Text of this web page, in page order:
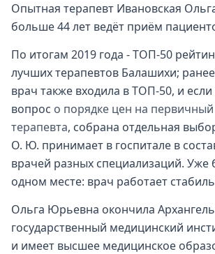
Опытная терапевт Ивановская
больше 44 лет ведёт приём
По итогам 2019 года - ТОП-50
лучших терапевтов Балашихи;
врач также входила в ТОП-50, и если
вопрос о порядке цен на
терапевта, собрана отдельная
О. Ю. принимает в госпитале в
врачей разных специализаций. Уже
одном месте: врач работает
Ольга Юрьевна окончила
государственный медицинский
и имеет высшее медицинское